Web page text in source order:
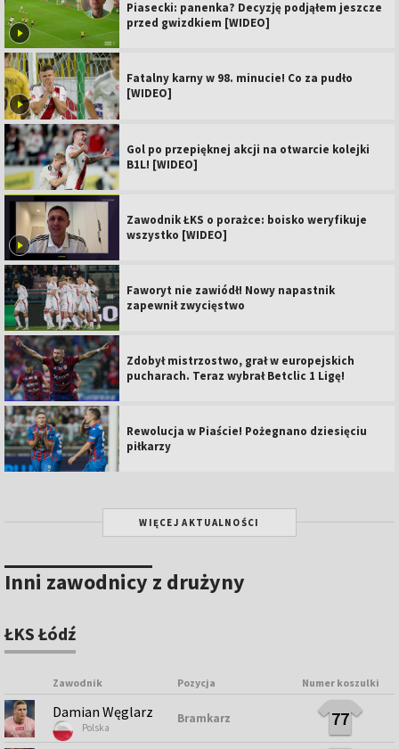
Piasecki: panenka? Decyzję podjąłem jeszcze
przed gwizdkiem [WIDEO]
Fatalny karny w 98. minucie! Co za pudło
[WIDEO]
Gol po przepięknej akcji na otwarcie kolejki
B1L! [WIDEO]
Zawodnik ŁKS o porażce: boisko weryfikuje
wszystko [WIDEO]
Faworyt nie zawiódł! Nowy napastnik
zapewnił zwycięstwo
Zdobył mistrzostwo, grał w europejskich
pucharach. Teraz wybrał Betclic 1 Ligę!
Rewolucja w Piaście! Pożegnano dziesięciu
piłkarzy
WIĘCEJ AKTUALNOŚCI
Inni zawodnicy z drużyny
ŁKS Łódź
Zawodnik Pozycja Numer koszulki
Damian Węglarz
Polska
Bramkarz 77